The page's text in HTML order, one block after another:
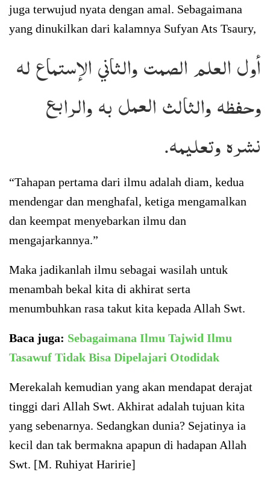
juga terwujud nyata dengan amal. Sebagaimana
yang dinukilkan dari kalamnya Sufyan Ats Tsaury,
أول العلم الصمت والثاني الإستماع له
وحفظه والثالث العمل به والرابع
نشره وتعليمه.
“Tahapan pertama dari ilmu adalah diam, kedua
mendengar dan menghafal, ketiga mengamalkan
dan keempat menyebarkan ilmu dan
mengajarkannya.”
Maka jadikanlah ilmu sebagai wasilah untuk
menambah bekal kita di akhirat serta
menumbuhkan rasa takut kita kepada Allah Swt.
Baca juga: Sebagaimana Ilmu Tajwid Ilmu
Tasawuf Tidak Bisa Dipelajari Otodidak
Merekalah kemudian yang akan mendapat derajat
tinggi dari Allah Swt. Akhirat adalah tujuan kita
yang sebenarnya. Sedangkan dunia? Sejatinya ia
kecil dan tak bermakna apapun di hadapan Allah
Swt. [M. Ruhiyat Haririe]